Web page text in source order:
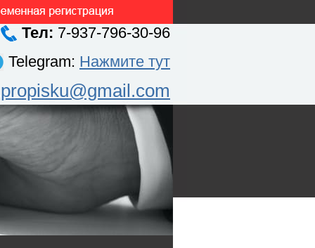
Тел: 7-937-796-30-96
Telegram: Нажмите тут